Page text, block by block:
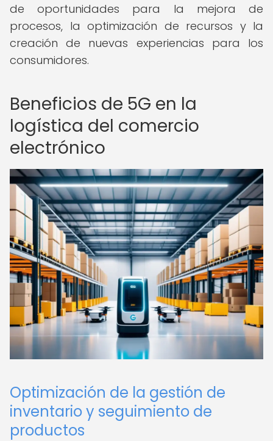
de oportunidades para la mejora de
procesos, la optimización de recursos y la
creación de nuevas experiencias para los
consumidores.
Beneficios de 5G en la
logística del comercio
electrónico
Optimización de la gestión de
inventario y seguimiento de
productos